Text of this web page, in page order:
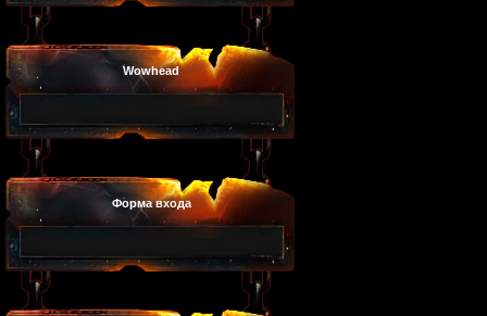
Wowhead
Форма входа